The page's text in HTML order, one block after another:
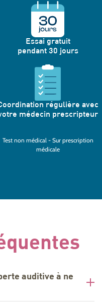
Essai gratuit
pendant 30 jours
régulière avec
médecin prescripteur
Test non médical - Sur prescription
médicale
auditive à ne